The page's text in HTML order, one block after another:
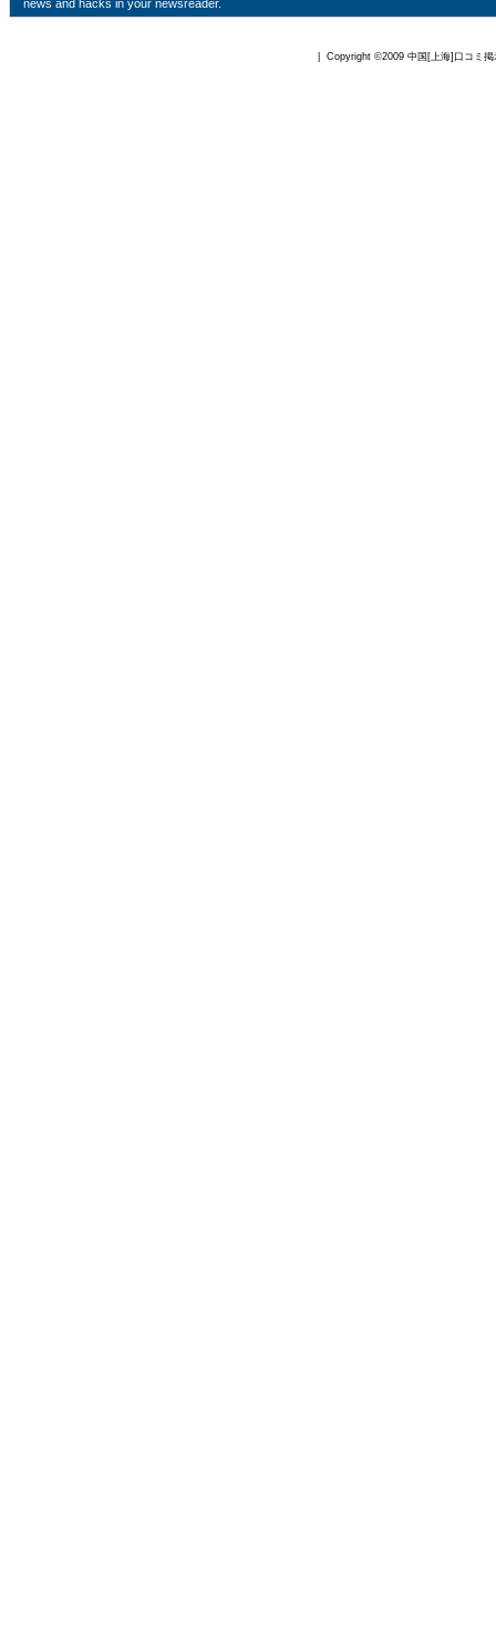
news and hacks in your newsreader.
| Copyright ©2009 中国[上海]口コミ掲